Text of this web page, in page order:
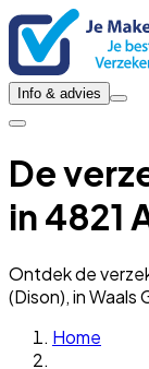
Info & advies
De
in 4821
Ontdek de
(Dison), in Waals
Home